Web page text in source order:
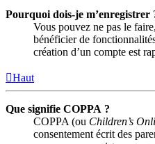
Pourquoi dois-je m’enregistrer
Vous pouvez ne pas le
bénéficier de
création d’un compte est
Haut
Que signifie COPPA ?
COPPA (ou Children’s
consentement écrit des